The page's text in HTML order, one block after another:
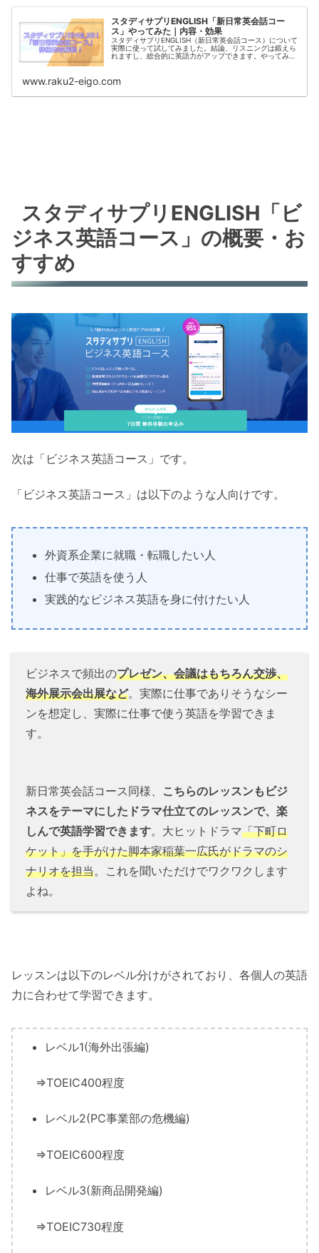
スタディサプリENGLISH「新日常英会話コー
ス」やってみた｜内容・効果
スタディサプリENGLISH（新日常英会話コース）について
実際に使って試してみました。結論、リスニングは鍛えら
れますし、総合的に英語力がアップできます。やってみよ
www.raku2-eigo.com
スタディサプリENGLISH「ビ
ジネス英語コース」の概要・お
すすめ
次は「ビジネス英語コース」です。
「ビジネス英語コース」は以下のような人向けです。
外資系企業に就職・転職したい人
仕事で英語を使う人
実践的なビジネス英語を身に付けたい人
ビジネスで頻出のプレゼン、会議はもちろん交渉、
海外展示会出展など。実際に仕事でありそうなシー
ンを想定し、実際に仕事で使う英語を学習できま
す。
新日常英会話コース同様、 こちらのレッスンもビジ
ネスをテーマにしたドラマ仕立てのレッスンで、楽
しんで英語学習できます。大ヒットドラマ「下町ロ
ケット」を手がけた脚本家稲葉一広氏がドラマのシ
ナリオを担当。これを聞いただけでワクワクします
よね。
レッスンは以下のレベル分けがされており、各個人の英語
力に合わせて学習できます。
レベル1(海外出張編)
⇒TOEIC400程度
レベル2(PC事業部の危機編)
⇒TOEIC600程度
レベル3(新商品開発編)
⇒TOEIC730程度